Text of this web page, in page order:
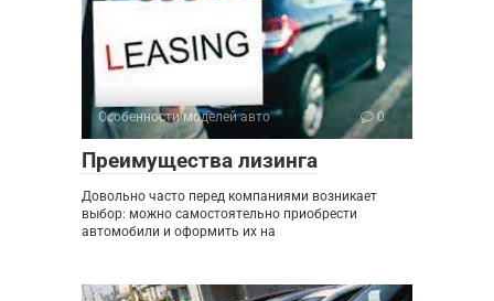
Особенности моделей авто 0
Преимущества лизинга
Довольно часто перед компаниями возникает
выбор: можно самостоятельно приобрести
автомобили и оформить их на